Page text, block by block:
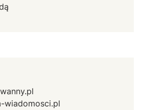
wiadomosci.pl